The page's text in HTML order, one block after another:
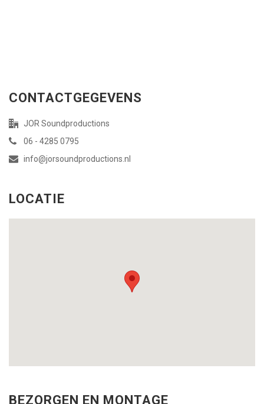
CONTACTGEGEVENS
JOR Soundproductions
06 - 4285 0795
info@jorsoundproductions.nl
LOCATIE
BEZORGEN EN MONTAGE